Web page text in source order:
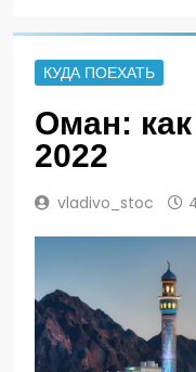
КУДА ПОЕХАТЬ
Оман:
2022
vladivo_stoc